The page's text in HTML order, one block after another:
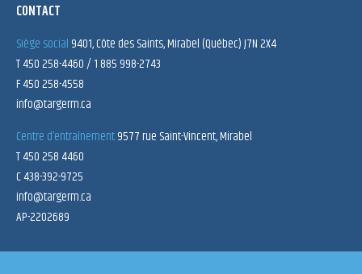
CONTACT
Siège social 9401, Côte des Saints, Mirabel (Québec) J7N 2X4
T 450 258-4460 / 1 885 998-2743
F 450 258-4558
info@targerm.ca
Centre d’entraînement9577 rue Saint-Vincent, Mirabel
T 450 258 4460
C 438-392-9725
info@targerm.ca
AP-2202689